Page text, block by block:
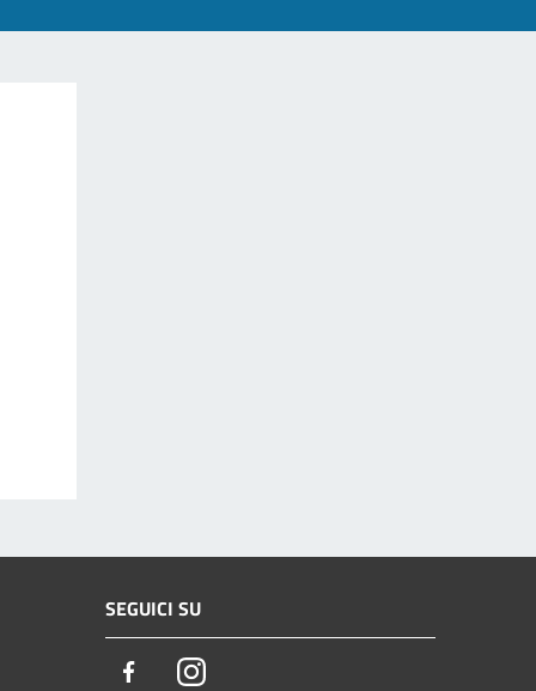
SEGUICI SU
FacebookInstagram